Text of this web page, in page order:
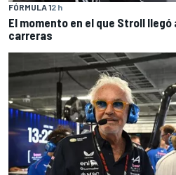
FÓRMULA 12 h
El momento en el que Stroll
carreras